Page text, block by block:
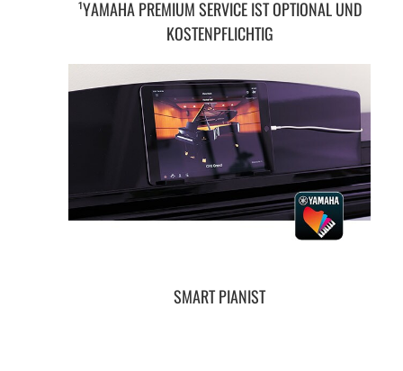
¹YAMAHA PREMIUM SERVICE IST OPTIONAL UND
KOSTENPFLICHTIG
SMART PIANIST